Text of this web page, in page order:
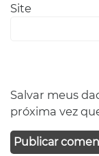
Site
Salvar meus
próxima vez